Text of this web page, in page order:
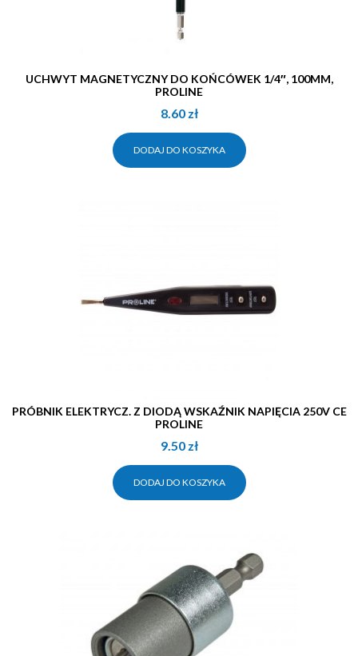
UCHWYT MAGNETYCZNY DO KOŃCÓWEK 1/4″, 100MM,
PROLINE
8.60 zł
DODAJ DO KOSZYKA
PRÓBNIK ELEKTRYCZ. Z DIODĄ WSKAŹNIK NAPIĘCIA 250V CE
PROLINE
9.50 zł
DODAJ DO KOSZYKA